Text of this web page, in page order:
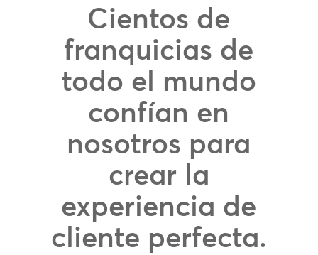
Cientos de
franquicias de
todo el mundo
confían en
nosotros para
crear la
experiencia de
cliente perfecta.